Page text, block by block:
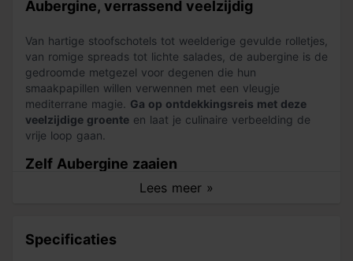
Aubergine, verrassend veelzijdig
Van hartige stoofschotels tot weelderige gevulde rolletjes,
van romige spreads tot lichte salades, de aubergine is de
gedroomde metgezel voor degenen die hun
smaakpapillen willen verwennen met een vleugje
mediterrane magie. Ga op ontdekkingsreis met deze
veelzijdige groente en laat je culinaire verbeelding de
vrije loop gaan.
Lees meer »
Zelf Aubergine zaaien
zonnige plaats.Black Beauty is een gezond ras dat
Specificaties